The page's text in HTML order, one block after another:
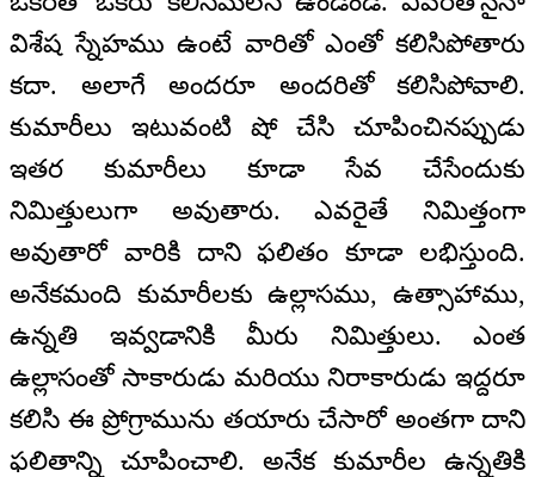
విశేష స్నేహము ఉంటే వారితో ఎంతో కలిసిపోతారు
కదా. అలాగే అందరూ అందరితో కలిసిపోవాలి.
కుమారీలు ఇటువంటి షో చేసి చూపించినప్పుడు
ఇతర కుమారీలు కూడా సేవ చేసేందుకు
నిమిత్తులుగా అవుతారు. ఎవరైతే నిమిత్తంగా
అవుతారో వారికి దాని ఫలితం కూడా లభిస్తుంది.
అనేకమంది కుమారీలకు ఉల్లాసము, ఉత్సాహాము,
ఉన్నతి ఇవ్వడానికి మీరు నిమిత్తులు. ఎంత
ఉల్లాసంతో సాకారుడు మరియు నిరాకారుడు ఇద్దరూ
కలిసి ఈ ప్రోగ్రామును తయారు చేసారో అంతగా దాని
ఫలితాన్ని చూపించాలి. అనేక కుమారీల ఉన్నతికి